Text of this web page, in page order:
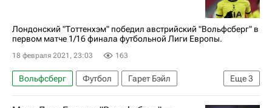
Лондонский "Тоттенхэм" победил австрийский "Вольфсберг" в
первом матче 1/16 финала футбольной Лиги Европы.
18 февраля 2021, 23:03 163
Еще3
Вольфсберг Футбол
Гарет Бэйл
Тоттенхэм Хотспур
Лукас Моура